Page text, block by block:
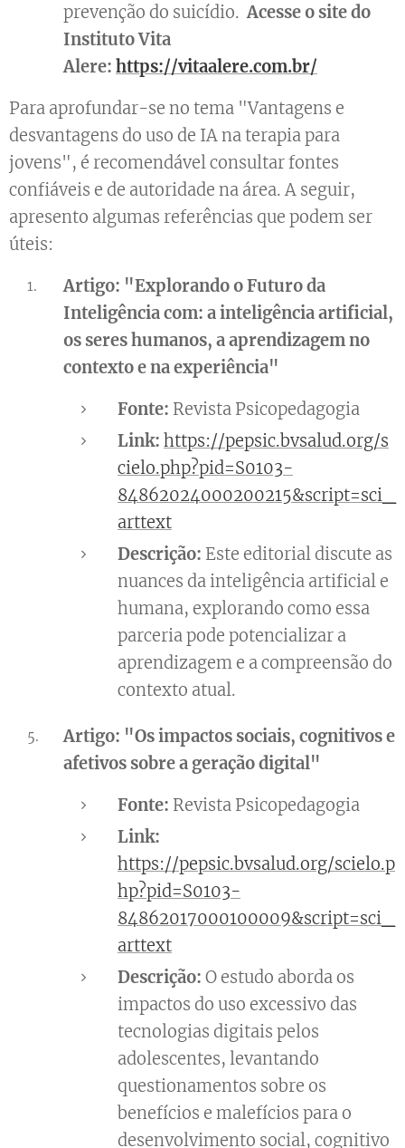
prevenção do suicídio.Acesse o site do
Instituto Vita
Alere: https://vitaalere.com.br/
Para aprofundar-se no tema "Vantagens e
desvantagens do uso de IA na terapia para
jovens", é recomendável consultar fontes
confiáveis e de autoridade na área. A seguir,
apresento algumas referências que podem ser
úteis:
Artigo: "Explorando o Futuro da
Inteligência com: a inteligência artificial,
os seres humanos, a aprendizagem no
contexto e na experiência"
Fonte: Revista Psicopedagogia
Link: https://pepsic.bvsalud.org/s
cielo.php?pid=S0103-
84862024000200215&script=sci_
arttext
Descrição: Este editorial discute as
nuances da inteligência artificial e
humana, explorando como essa
parceria pode potencializar a
aprendizagem e a compreensão do
contexto atual.
Artigo: "Os impactos sociais, cognitivos e
afetivos sobre a geração digital"
Fonte: Revista Psicopedagogia
Link:
https://pepsic.bvsalud.org/scielo.p
hp?pid=S0103-
84862017000100009&script=sci_
arttext
Descrição: O estudo aborda os
impactos do uso excessivo das
tecnologias digitais pelos
adolescentes, levantando
questionamentos sobre os
benefícios e malefícios para o
desenvolvimento social, cognitivo